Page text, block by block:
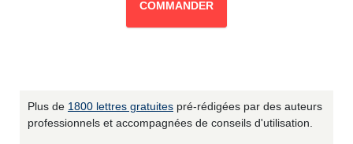
COMMANDER
Plus de 1800 lettres gratuites pré-rédigées par des auteurs
professionnels et accompagnées de conseils d'utilisation.